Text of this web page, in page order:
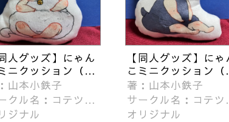
人グッズ】にゃん
ニクッション（キ
）
山本小鉄子
クル名：コテツコ
ヤ
ジナル
【同人グッズ】にゃ
こミニクッション（
コト）
著：山本小鉄子
サークル名：コテツ
のヘヤ
オリジナル